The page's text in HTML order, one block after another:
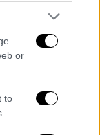
or
to
αυτών
τρόπο.
οι
πόροι
την